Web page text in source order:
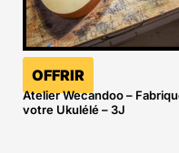
OFFRIR
Atelier Wecandoo –
votre Ukulélé – 3J